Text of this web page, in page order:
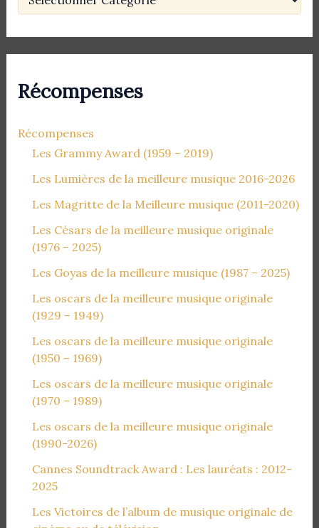
Récompenses
Récompenses
Les Grammy Award (1959 – 2019)
Les Lumières de la meilleure musique 2016-2026
Les Magritte de la Meilleure musique (2011-2020)
Les Césars de la meilleure musique originale
(1976 – 2025)
Les Goyas de la meilleure musique (1987 – 2025)
Les oscars de la meilleure musique originale
(1929 – 1949)
Les oscars de la meilleure musique originale
(1950 – 1969)
Les oscars de la meilleure musique originale
(1970 – 1989)
Les oscars de la meilleure musique originale
(1990-2026)
Cannes Soundtrack Award : Les lauréats : 2012-
2025
Les Victoires de l’album de musique originale de